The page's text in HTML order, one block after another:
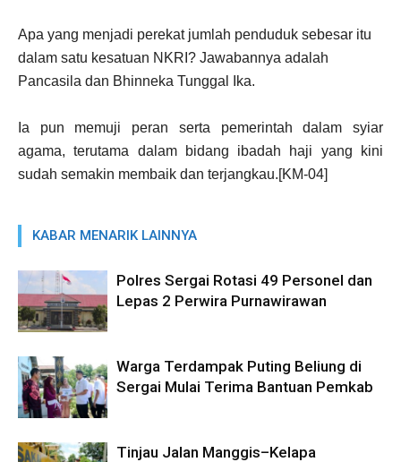
Apa yang menjadi perekat jumlah penduduk sebesar itu
dalam satu kesatuan NKRI? Jawabannya adalah
Pancasila dan Bhinneka Tunggal Ika.
Ia pun memuji peran serta pemerintah dalam syiar
agama, terutama dalam bidang ibadah haji yang kini
sudah semakin membaik dan terjangkau.[KM-04]
KABAR MENARIK LAINNYA
Polres Sergai Rotasi 49 Personel dan
Lepas 2 Perwira Purnawirawan
Warga Terdampak Puting Beliung di
Sergai Mulai Terima Bantuan Pemkab
Tinjau Jalan Manggis–Kelapa